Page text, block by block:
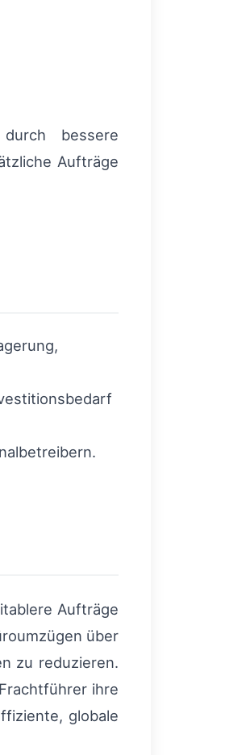
bessere
Aufträge
Aufträge
über
zu reduzieren.
ihre
globale